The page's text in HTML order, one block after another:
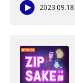
2023.09.18